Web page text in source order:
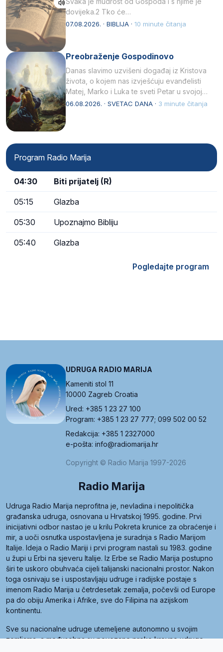
dovijeka.2 Tko će…
07.08.2026. · BIBLIJA · 10 minute čitanja
Preobraženje Gospodinovo
Danas slavimo uzvišeni događaj iz Kristova
života, o kojem nas izvješćuju evanđelisti
Matej, Marko i Luka te sveti Petar u svojoj
drugoj…
06.08.2026. · SVETAC DANA · 3 minute čitanja
Program Radio Marija
04:30 Biti prijatelj (R)
05:15 Glazba
05:30 Upoznajmo Bibliju
05:40 Glazba
Pogledajte program
UDRUGA RADIO MARIJA
Kameniti stol 11
10000 Zagreb Croatia
Ured: +385 1 23 27 100
Program: +385 1 23 27 777; 099 502 00 52
Redakcija: +385 1 2327000
e-pošta: info@radiomarija.hr
Copyright © Radio Marija 1997-2026
Radio Marija
Udruga Radio Marija neprofitna je, nevladina i nepolitička
građanska udruga, osnovana u Hrvatskoj 1995. godine. Prvi
inicijativni odbor nastao je u krilu Pokreta krunice za obraćenje i
mir, a uoči osnutka uspostavljena je suradnja s Radio Marijom
Italije. Ideja o Radio Mariji i prvi program nastali su 1983. godine
u župi u Erbi na sjeveru Italije. Iz Erbe se Radio Marija postupno
širi te uskoro obuhvaća cijeli talijanski nacionalni prostor. Nakon
toga osnivaju se i uspostavljaju udruge i radijske postaje s
imenom Radio Marija u četrdesetak zemalja, počevši od Europe
pa do obiju Amerika i Afrike, sve do Filipina na azijskom
kontinentu.
Sve su nacionalne udruge utemeljene autonomno u svojim
zemljama, a međusobna su povezane preko krovne udruge